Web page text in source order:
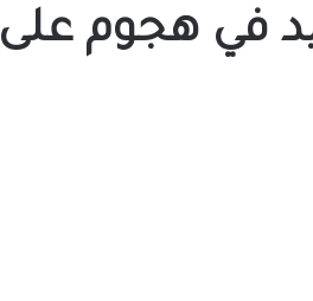
في هجوم على